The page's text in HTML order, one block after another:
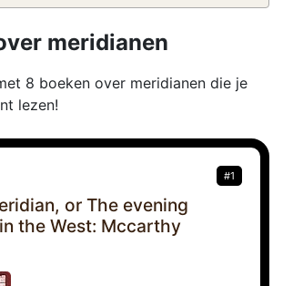
meridianen
8 boeken over meridianen die je
lezen!
#1
or The evening
the West: Mccarthy